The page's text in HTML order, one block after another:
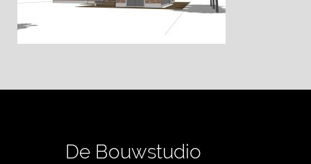
De Bouwstudio